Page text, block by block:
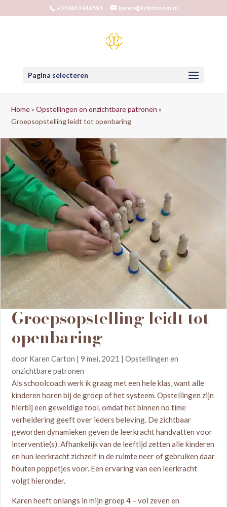
+310612646591 karen@kr8stroom.nl
Pagina selecteren
Home»Opstellingen en onzichtbare patronen »
Groepsopstelling leidt tot openbaring
Groepsopstelling leidt tot
openbaring
door Karen Carton |9 mei, 2021 |Opstellingen en
onzichtbare patronen
Als schoolcoach werk ik graag met een hele klas, want alle
kinderen horen bij de groep of het systeem. Opstellingen zijn
hierbij een geweldige tool, omdat het binnen no time
verheldering geeft over ieders beleving. De zichtbaar
geworden dynamieken geven de leerkracht handvatten voor
interventie(s). Afhankelijk van de leeftijd zetten alle kinderen
en hun leerkracht zichzelf in de ruimte neer of gebruiken daar
houten poppetjes voor. Een ervaring van een leerkracht
volgt hieronder.
Karen heeft onlangs in mijn groep 4 – vol zeven en